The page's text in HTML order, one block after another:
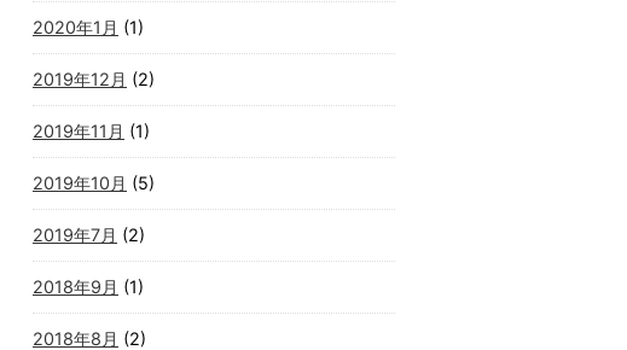
2020年1月 (1)
2019年12月 (2)
2019年11月 (1)
2019年10月 (5)
2019年7月 (2)
2018年9月 (1)
2018年8月 (2)